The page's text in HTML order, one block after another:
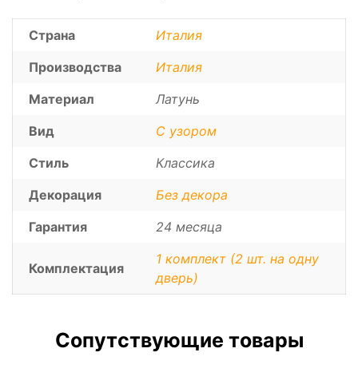
Страна
Италия
Производства
Италия
Материал
Латунь
Вид
С узором
Стиль
Классика
Декорация
Без декора
Гарантия
24 месяца
Комплектация
1 комплект (2 шт. на одну
дверь)
Сопутствующие товары